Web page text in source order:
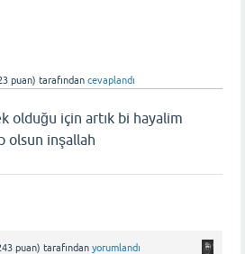
puan) tarafından cevaplandı
olduğu için artık bi hayalim
olsun inşallah
puan) tarafından yorumlandı